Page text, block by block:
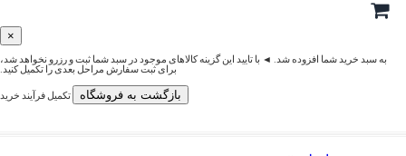
×
به سبد خرید شما افزوده شد. ◄ با تایید این گزینه کالاهای موجود در سبد شما ثبت و رزرو نخواهد شد،
برای ثبت سفارش مراحل بعدی را تکمیل کنید.
بازگشت به فروشگاه تکمیل فرآیند خرید